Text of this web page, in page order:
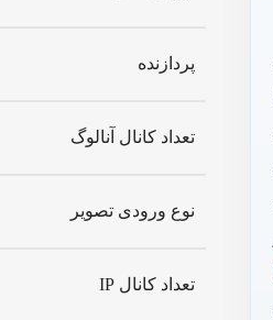
پردازنده
تعداد کانال آنالوگ
نوع ورودی تصویر
تعداد کانال IP